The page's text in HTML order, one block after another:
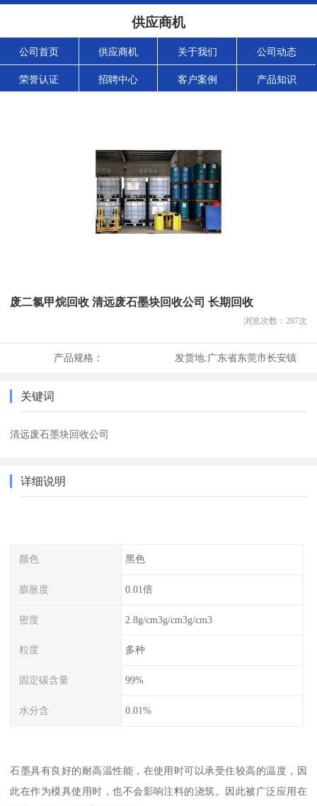
供应商机
公司首页 供应商机 关于我们 公司动态
荣誉认证 招聘中心 客户案例 产品知识
废二氯甲烷回收 清远废石墨块回收公司 长期回收
浏览次数： 287次
产品规格： 发货地:广东省东莞市长安镇
关键词
清远废石墨块回收公司
详细说明
颜色 黑色
膨胀度 0.01倍
密度 2.8g/cm3g/cm3g/cm3
粒度 多种
固定碳含量 99%
水分含 0.01%
石墨具有良好的耐高温性能，在使用时可以承受住较高的温度，因
此在作为模具使用时，也不会影响注料的浇筑。因此被广泛应用在